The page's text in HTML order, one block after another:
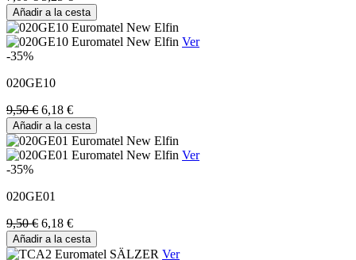
Añadir a la cesta
Ver
-35%
020GE10
9,50 € 6,18 €
Añadir a la cesta
Ver
-35%
020GE01
9,50 € 6,18 €
Añadir a la cesta
Ver